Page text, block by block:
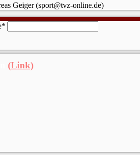
Geiger (sport@tvz-online.de)
(Link)